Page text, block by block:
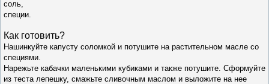
соль,
специи.
Как готовить?
Нашинкуйте капусту соломкой и потушите на растительном масле со
специями.
Нарежьте кабачки маленькими кубиками и также потушите. Сформуйте
из теста лепешку, смажьте сливочным маслом и выложите на нее